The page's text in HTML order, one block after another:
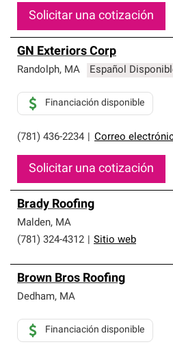
Solicitar una cotización
GN Exteriors Corp
Randolph, MA Español
(781) 436-2234 Correo
Financiación disponible
Solicitar una cotización
Brady Roofing
Malden, MA
(781) 324-4312
Sitio web
Brown Bros Roofing
Dedham, MA
Financiación disponible